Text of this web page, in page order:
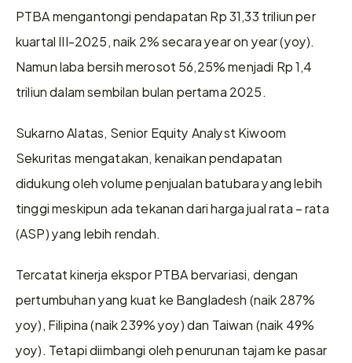
PTBA mengantongi pendapatan Rp 31,33 triliun per
kuartal III-2025, naik 2% secara year on year (yoy).
Namun laba bersih merosot 56,25% menjadi Rp 1,4
triliun dalam sembilan bulan pertama 2025.
Sukarno Alatas, Senior Equity Analyst Kiwoom
Sekuritas mengatakan, kenaikan pendapatan
didukung oleh volume penjualan batubara yang lebih
tinggi meskipun ada tekanan dari harga jual rata – rata
(ASP) yang lebih rendah.
Tercatat kinerja ekspor PTBA bervariasi, dengan
pertumbuhan yang kuat ke Bangladesh (naik 287%
yoy), Filipina (naik 239% yoy) dan Taiwan (naik 49%
yoy). Tetapi diimbangi oleh penurunan tajam ke pasar